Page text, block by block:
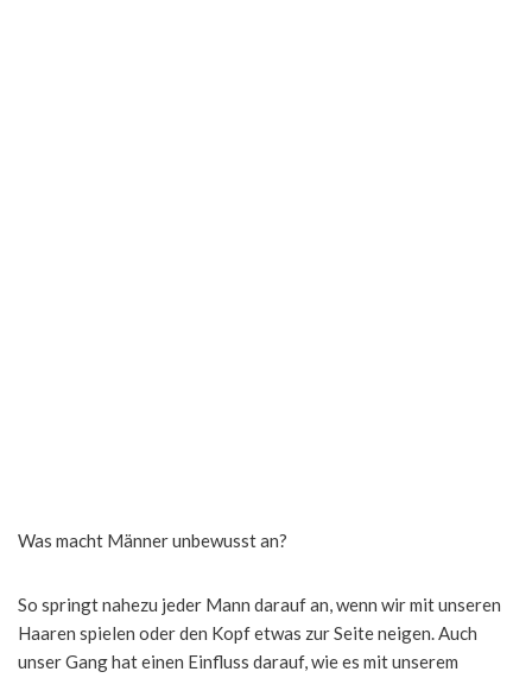
Was macht Männer unbewusst an?
So springt nahezu jeder Mann darauf an, wenn wir mit unseren
Haaren spielen oder den Kopf etwas zur Seite neigen. Auch
unser Gang hat einen Einfluss darauf, wie es mit unserem